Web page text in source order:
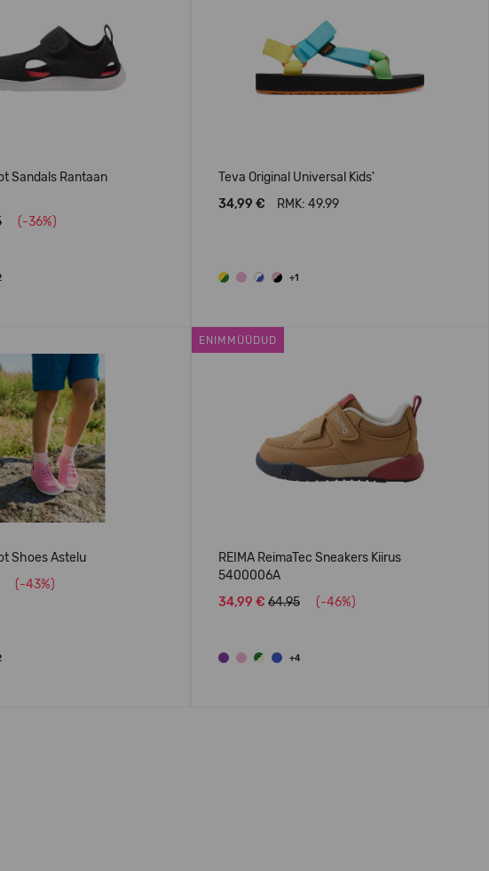
Sandals Rantaan
(-36%)
Teva Original Universal Kids'
34,99 €
RMK: 49.99
+1
Shoes Astelu
(-43%)
ENIMMÜÜDUD
REIMA ReimaTec Sneakers Kiirus
5400006A
34,99 € 64.95 (-46%)
+4